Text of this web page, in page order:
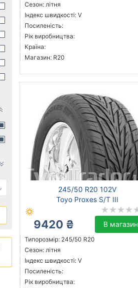
Сезон: літня
Індекс швидкості: V
Посиленість:
Рік виробництва:
Країна:
Магазин: R20
245/50 R20 102V
Toyo Proxes S/T III
9420 ₴ В магазин
Типорозмір: 245/50 R20
Сезон: літня
Індекс швидкості: V
Посиленість:
Рік виробництва: